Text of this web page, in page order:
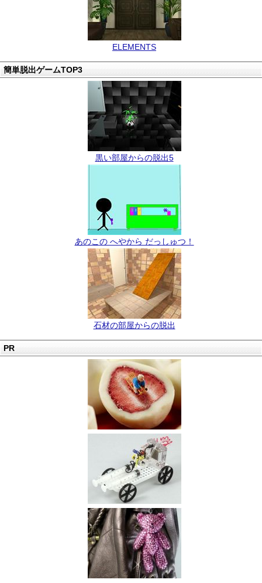
ELEMENTS
簡単脱出ゲームTOP3
黒い部屋からの脱出5
あのこの へやから だっしゅつ！
石材の部屋からの脱出
PR